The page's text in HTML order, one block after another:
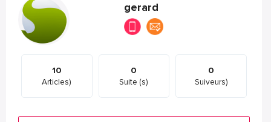
gerard
10
Articles)
0
Suite (s)
0
Suiveurs)